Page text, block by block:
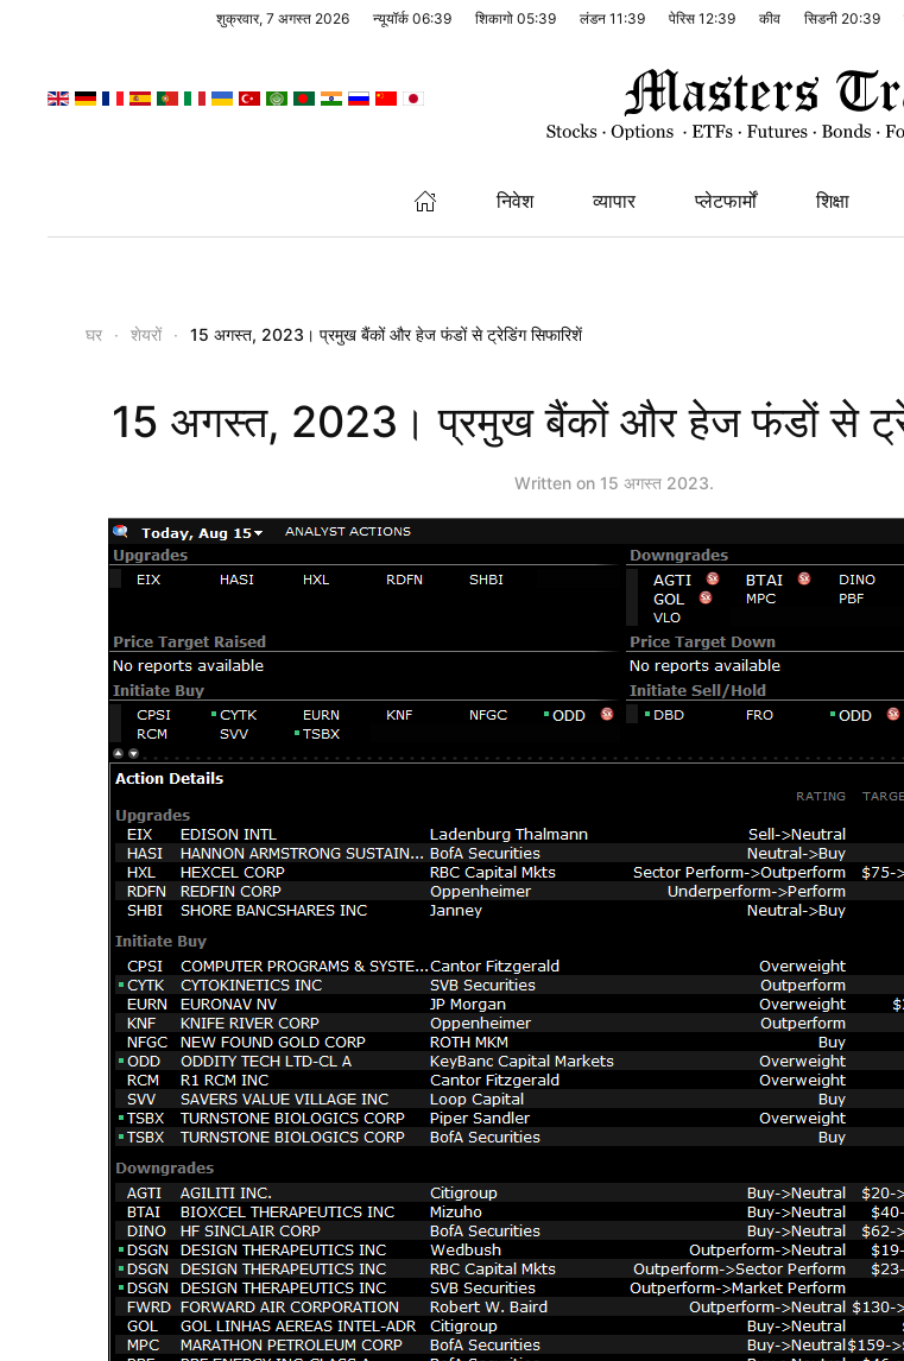
शुक्रवार, 7 अगस्त 2026 न्यूयॉर्क 06:39 शिकागो 05:39 लंडन 11:39 पेरिस 12:39 कीव सिडनी 20:39
निवेश व्यापार प्लेटफार्मों शिक्षा
घर शेयरों 15 अगस्त, 2023। प्रमुख बैंकों और हेज फंडों से ट्रेडिंग सिफारिशें
15 अगस्त, 2023। प्रमुख बैंकों और हेज फंडों से
Written on 15 अगस्त 2023.